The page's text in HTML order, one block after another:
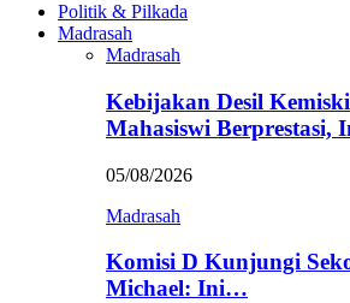
Politik & Pilkada
Madrasah
Madrasah
Kebijakan Desil
Mahasiswi Berprestasi,
05/08/2026
Madrasah
Komisi D Kunjungi
Michael: Ini…